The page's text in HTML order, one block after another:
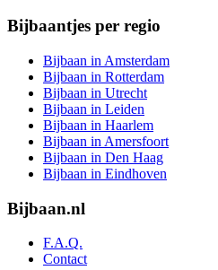
Bijbaantjes per regio
Bijbaan in Amsterdam
Bijbaan in Rotterdam
Bijbaan in Utrecht
Bijbaan in Leiden
Bijbaan in Haarlem
Bijbaan in Amersfoort
Bijbaan in Den Haag
Bijbaan in Eindhoven
Bijbaan.nl
F.A.Q.
Contact